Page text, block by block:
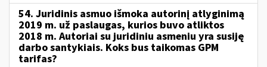
54. Juridinis asmuo išmoka autorinį atlyginimą
2019 m. už paslaugas, kurios buvo atliktos
2018 m. Autoriai su juridiniu asmeniu yra susiję
darbo santykiais. Koks bus taikomas GPM
tarifas?